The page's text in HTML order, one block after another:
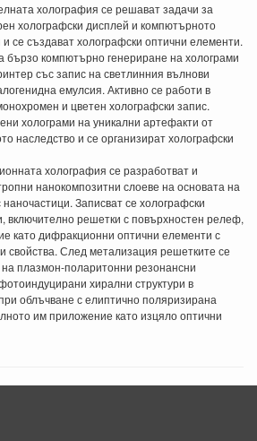
холография се решават задачи за
холографски дисплей и компютърното
се създават холографски оптични елементи.
бързо компютърно генериране на холограми
със запис на светлинния вълнови
емулсия. Активно се работи в
и цветен холографски запис.
холограми на уникални артефакти от
наследство и се организират холографски
холография се разработват и
нанокомпозитни слоеве на основата на
Записват се холографски
включително решетки с повърхностен релеф,
като дифракционни оптични елементи с
свойства. След метализация решетките се
плазмон-поларитонни резонансни
хирални структури в
облъчване с елиптично поляризирана
им приложение като изцяло оптични